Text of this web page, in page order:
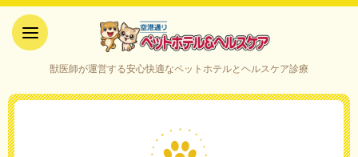
ケア｜山口県宇部市
獣医師が運営する安心快適なペットホテルとヘルスケア診療